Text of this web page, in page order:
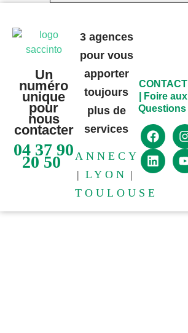
3 agences
pour vous
apporter
toujours
plus de
services
ANNECY
| LYON |
TOULOUSE
Un
numéro
unique
pour
nous
contacter
04 37 90
20 50
CONTACT
Foire aux
Questions